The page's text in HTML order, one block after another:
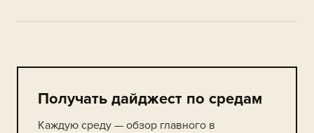
Получать дайджест по средам
Каждую среду — обзор главного в